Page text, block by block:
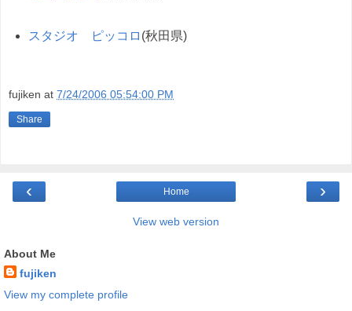
スタジオ ピッコロ (秋田県)
fujiken at 7/24/2006 05:54:00 PM
Share
‹ ›
Home
View web version
About Me
fujiken
View my complete profile